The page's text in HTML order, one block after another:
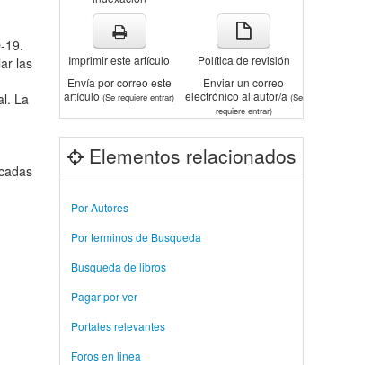
Imprimir este artículo
Política de revisión
Envía por correo este
artículo(Se requiere entrar)
Enviar un correo
electrónico al autor/a (Se
requiere entrar)
Elementos relacionados
Por Autores
Por terminos de Busqueda
Busqueda de libros
Pagar-por-ver
Portales relevantes
Foros en linea
19.
las
La